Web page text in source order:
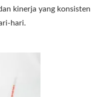
kinerja yang konsisten
hari.